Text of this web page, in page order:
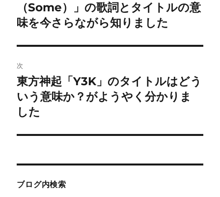
ナ
ビ
ゲ
ー
シ
ョ
ン
の
投
（Some）」の歌詞とタイトルの意
味を今さらながら知りました
次
次
の
投
東方神起「Y3K」のタイトルはどう
いう意味か？がようやく分かりま
した
ブログ内検索